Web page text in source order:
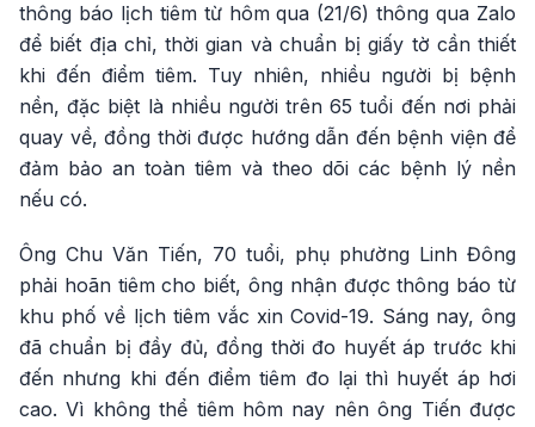
thông báo lịch tiêm từ hôm qua (21/6) thông qua Zalo
để biết địa chỉ, thời gian và chuẩn bị giấy tờ cần thiết
khi đến điểm tiêm. Tuy nhiên, nhiều người bị bệnh
nền, đặc biệt là nhiều người trên 65 tuổi đến nơi phải
quay về, đồng thời được hướng dẫn đến bệnh viện để
đảm bảo an toàn tiêm và theo dõi các bệnh lý nền
nếu có.
Ông Chu Văn Tiến, 70 tuổi, phụ phường Linh Đông
phải hoãn tiêm cho biết, ông nhận được thông báo từ
khu phố về lịch tiêm vắc xin Covid-19. Sáng nay, ông
đã chuẩn bị đầy đủ, đồng thời đo huyết áp trước khi
đến nhưng khi đến điểm tiêm đo lại thì huyết áp hơi
cao. Vì không thể tiêm hôm nay nên ông Tiến được